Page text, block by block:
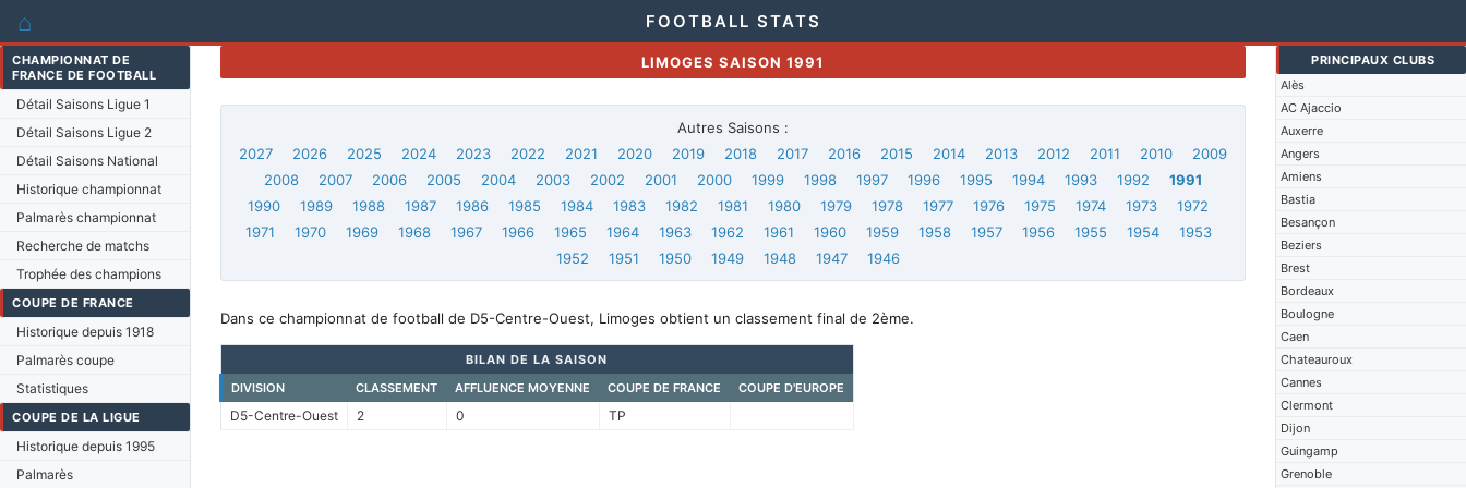
⌂ FOOTBALL STATS
CHAMPIONNAT DE
FRANCE DE FOOTBALL
Détail Saisons Ligue 1
Détail Saisons Ligue 2
Détail Saisons National
Historique championnat
Palmarès championnat
Recherche de matchs
Trophée des champions
COUPE DE FRANCE
Historique depuis 1918
Palmarès coupe
Statistiques
COUPE DE LA LIGUE
Historique depuis 1995
Palmarès
PRINCIPAUX CLUBS
Alès
AC Ajaccio
Auxerre
Angers
Amiens
Bastia
Besançon
Beziers
Brest
Bordeaux
Boulogne
Caen
Chateauroux
Cannes
Clermont
Dijon
Guingamp
Grenoble
LIMOGES SAISON 1991
Autres Saisons :
2027
2026 2025 2024 2023 2022 2021 2020 2019 2018 2017 2016 2015 2014 2013 2012 2011 2010
2009
2008
2007 2006 2005 2004 2003 2002 2001 2000 1999 1998 1997 1996 1995 1994 1993 1992
1991
1990
1989 1988 1987 1986 1985 1984 1983 1982 1981 1980 1979 1978 1977 1976 1975 1974 1973
1972
1971
1970 1969 1968 1967 1966 1965 1964 1963 1962 1961 1960 1959 1958 1957 1956 1955 1954
1953
1952
1951 1950 1949 1948 1947 1946
Dans ce championnat de football de D5-Centre-Ouest, Limoges obtient un classement final de 2ème.
BILAN DE LA SAISON
DIVISION
CLASSEMENT AFFLUENCE MOYENNE COUPE DE FRANCE COUPE D'EUROPE
D5-Centre-Ouest 2 0 TP